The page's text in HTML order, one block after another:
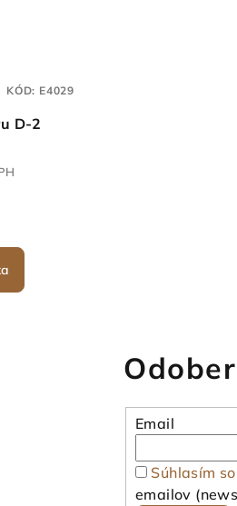
D-2
KÓD: E4029
Email
Súhlasím
emailov